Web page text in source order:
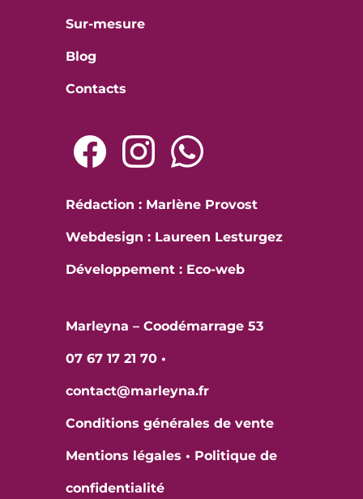
Sur-mesure
Blog
Contacts
Rédaction : Marlène Provost
Webdesign : Laureen Lesturgez
Développement : Eco-web
Marleyna – Coodémarrage 53
07 67 17 21 70•
contact@marleyna.fr
Conditions générales de vente
Mentions légales • Politique de
confidentialité